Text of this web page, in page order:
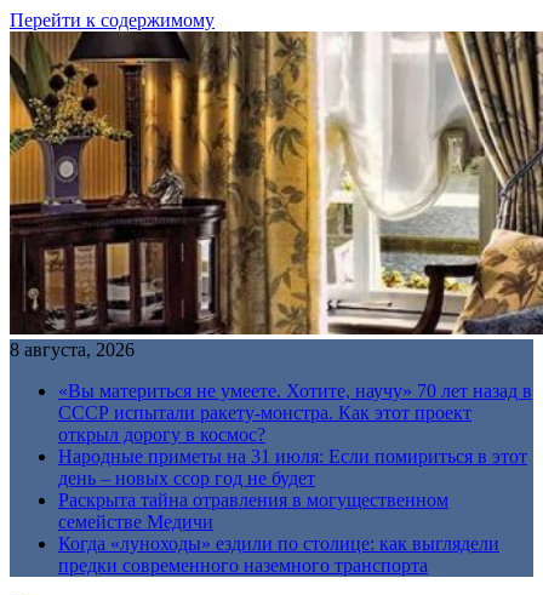
Перейти к содержимому
8 августа, 2026
«Вы материться не умеете. Хотите, научу» 70 лет назад в
СССР испытали ракету-монстра. Как этот проект
открыл дорогу в космос?
Народные приметы на 31 июля: Если помириться в этот
день – новых ссор год не будет
Раскрыта тайна отравления в могущественном
семействе Медичи
Когда «луноходы» ездили по столице: как выглядели
предки современного наземного транспорта